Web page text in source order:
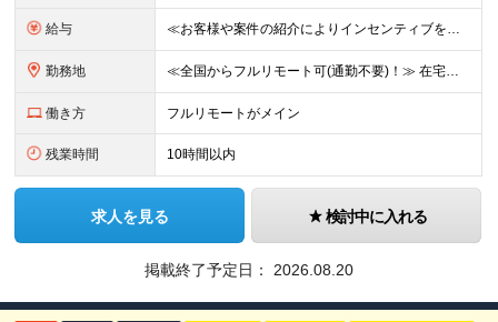
給与 ≪お客様や案件の紹介によりインセンティブを支給！≫ 月給25万円～71.4万円＋賞与年2回(2ヶ月)＋各種手当 ◎経験やスキルを考慮の上、優遇します ◎上記月給は固定残業代月45時間分(月額5万6
勤務地 ≪全国からフルリモート可(通勤不要)！≫ 在宅勤務、または首都圏を中心とするお客様先 ★転勤はありません ■本社 東京都品川区南大井6-26-2 大森ベルポートB館8F
働き方 フルリモートがメイン
残業時間 10時間以内
求人を見る 検討中に入れる
掲載終了予定日： 2026.08.20